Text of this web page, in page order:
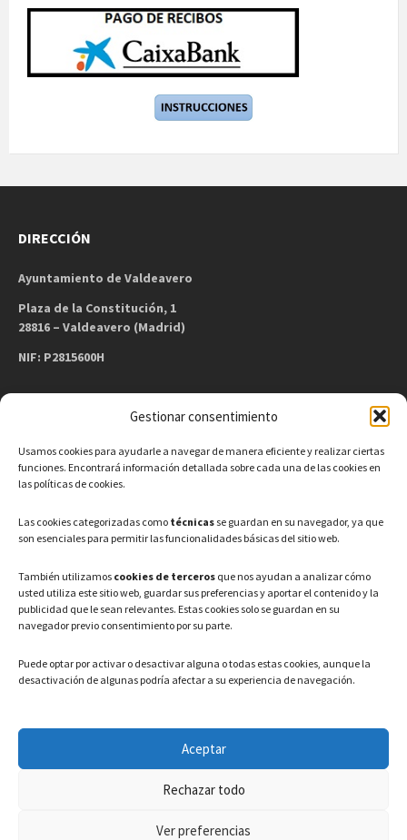
Gestionar consentimiento
Usamos cookies para ayudarle a navegar de manera eficiente y realizar ciertas
funciones. Encontrará información detallada sobre cada una de las cookies en
las políticas de cookies.
Las cookies categorizadas como técnicas se guardan en su navegador, ya que
son esenciales para permitir las funcionalidades básicas del sitio web.
También utilizamos cookies de terceros que nos ayudan a analizar cómo
usted utiliza este sitio web, guardar sus preferencias y aportar el contenido y la
publicidad que le sean relevantes. Estas cookies solo se guardan en su
navegador previo consentimiento por su parte.
Puede optar por activar o desactivar alguna o todas estas cookies, aunque la
desactivación de algunas podría afectar a su experiencia de navegación.
Aceptar
Rechazar todo
Ver preferencias
DIRECCIÓN
Ayuntamiento de Valdeavero
Plaza de la Constitución, 1
28816 – Valdeavero (Madrid)
NIF: P2815600H
Teléfono: 91 886 44 62
Correo Electrónico:
HORARIO
Lunes a Viernes: 08:00h – 15:00h
LEGAL
Política de privacidad–Aviso Legal–Política de cookies
Registro de actividades de Tratamiento